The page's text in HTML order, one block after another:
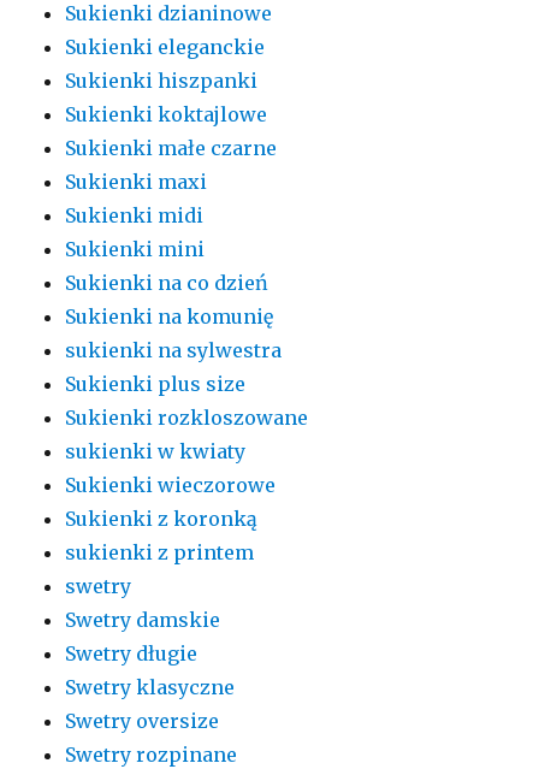
Sukienki dzianinowe
Sukienki eleganckie
Sukienki hiszpanki
Sukienki koktajlowe
Sukienki małe czarne
Sukienki maxi
Sukienki midi
Sukienki mini
Sukienki na co dzień
Sukienki na komunię
sukienki na sylwestra
Sukienki plus size
Sukienki rozkloszowane
sukienki w kwiaty
Sukienki wieczorowe
Sukienki z koronką
sukienki z printem
swetry
Swetry damskie
Swetry długie
Swetry klasyczne
Swetry oversize
Swetry rozpinane